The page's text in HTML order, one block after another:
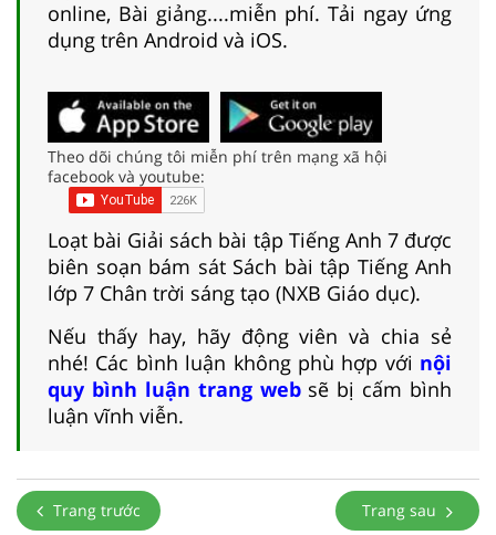
online, Bài giảng....miễn phí. Tải ngay ứng
dụng trên Android và iOS.
Theo dõi chúng tôi miễn phí trên mạng xã hội
facebook và youtube:
Loạt bài Giải sách bài tập Tiếng Anh 7 được
biên soạn bám sát Sách bài tập Tiếng Anh
lớp 7 Chân trời sáng tạo (NXB Giáo dục).
Nếu thấy hay, hãy động viên và chia sẻ
nhé! Các bình luận không phù hợp với nội
quy bình luận trang websẽ bị cấm bình
luận vĩnh viễn.
Trang trước Trang sau